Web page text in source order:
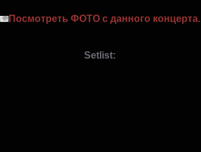
Посмотреть ФОТО с данного концерта.
Setlist: